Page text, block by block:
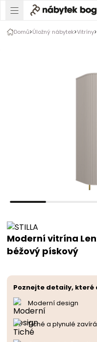
Domů Úložný nábytek Vitríny
Moderní vitrína
béžový pískový
Poznejte detaily, které
Moderní design
Tiché a plynulé